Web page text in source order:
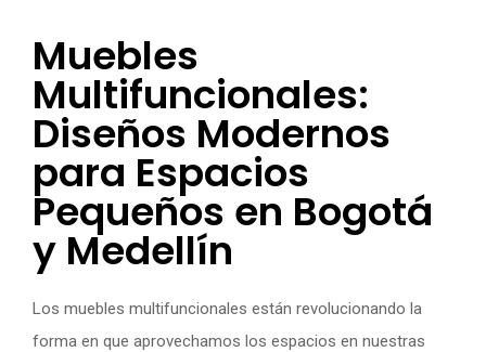
Muebles
Multifuncionales:
Diseños Modernos
para Espacios
Pequeños en Bogotá
y Medellín
Los muebles multifuncionales están revolucionando la
forma en que aprovechamos los espacios en nuestras